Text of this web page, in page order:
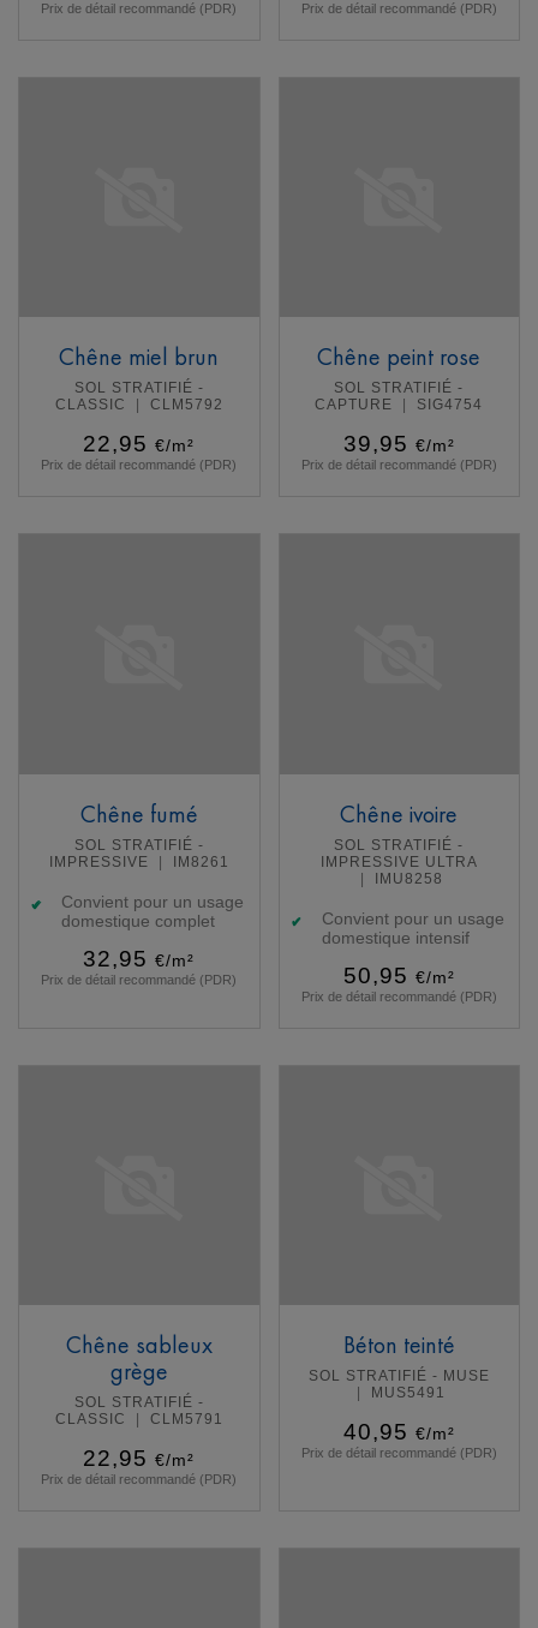
Prix de détail recommandé (PDR) Prix de détail recommandé (PDR)
Chêne miel brun
SOL STRATIFIÉ -
CLASSIC
CLM5792
22,95 €/m²
Prix de détail recommandé (PDR)
Chêne peint rose
SOL STRATIFIÉ -
CAPTURE
SIG4754
39,95 €/m²
Prix de détail recommandé (PDR)
Chêne fumé
SOL STRATIFIÉ -
IMPRESSIVE
IM8261
Convient pour un usage
domestique complet
32,95 €/m²
Prix de détail recommandé (PDR)
Chêne ivoire
SOL STRATIFIÉ -
IMPRESSIVE ULTRA
IMU8258
Convient pour un usage
domestique intensif
50,95 €/m²
Prix de détail recommandé (PDR)
Chêne sableux
grège
SOL STRATIFIÉ -
CLASSIC
CLM5791
22,95 €/m²
Prix de détail recommandé (PDR)
Béton teinté
SOL STRATIFIÉ - MUSE
MUS5491
40,95 €/m²
Prix de détail recommandé (PDR)